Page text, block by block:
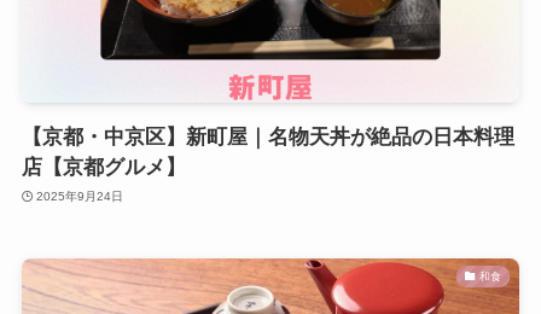
【京都・中京区】新町屋｜名物天丼が絶品の日本料理
店【京都グルメ】
2025年9月24日
和食